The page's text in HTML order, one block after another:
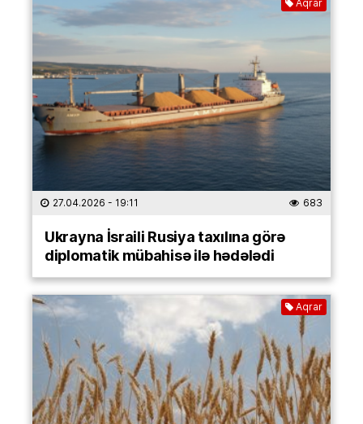
Aqrar
27.04.2026 - 19:11 683
Ukrayna İsraili Rusiya taxılına görə
diplomatik mübahisə ilə hədələdi
Aqrar